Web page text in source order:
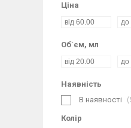
Ціна
Об`єм, мл
Наявність
В наявності
Колір